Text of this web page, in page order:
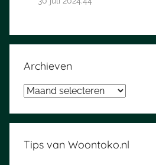
Archieven
Archieven
Tips van Woontoko.nl